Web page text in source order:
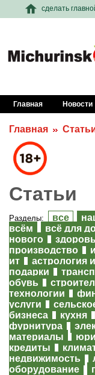
сделать
Главная Новости
Главная
Статьи
Разделы: все
всём
всё для
нового
производство
ит
астрология
подарки
обувь
технологии
услуги
бизнеса
кухня
фурнитура
материалы
кредиты
недвижимость
оборудование